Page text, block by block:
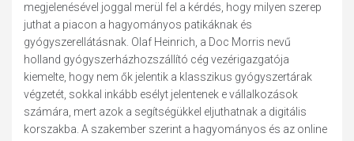
megjelenésével joggal merül fel a kérdés, hogy milyen szerep
juthat a piacon a hagyományos patikáknak és
gyógyszerellátásnak. Olaf Heinrich, a Doc Morris nevű
holland gyógyszerházhozszállító cég vezérigazgatója
kiemelte, hogy nem ők jelentik a klasszikus gyógyszertárak
végzetét, sokkal inkább esélyt jelentenek e vállalkozások
számára, mert azok a segítségükkel eljuthatnak a digitális
korszakba. A szakember szerint a hagyományos és az online